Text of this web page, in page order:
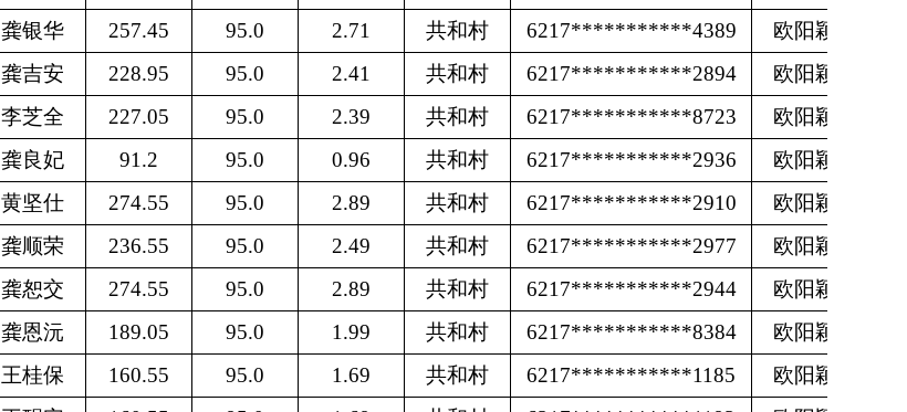
龚银华 257.45 95.0 2.71 共和村 6217***********4389
欧阳颖
龚吉安 228.95 95.0 2.41 共和村 6217***********2894
欧阳颖
李芝全 227.05 95.0 2.39 共和村 6217***********8723
欧阳颖
龚良妃 91.2 95.0 0.96 共和村 6217***********2936
欧阳颖
黄坚仕 274.55 95.0 2.89 共和村 6217***********2910
欧阳颖
龚顺荣 236.55 95.0 2.49 共和村 6217***********2977
欧阳颖
龚恕交 274.55 95.0 2.89 共和村 6217***********2944
欧阳颖
龚恩沅 189.05 95.0 1.99 共和村 6217***********8384
欧阳颖
王桂保 160.55 95.0 1.69 共和村 6217***********1185
欧阳颖